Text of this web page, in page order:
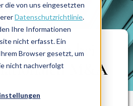
die von uns eingesetzten
Datenschutzrichtlinie.
Ihre Informationen
nicht erfasst. Ein
Browser gesetzt, um
nicht nachverfolgt
bei
M&A